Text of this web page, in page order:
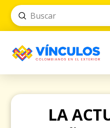
Search
Submit
LA